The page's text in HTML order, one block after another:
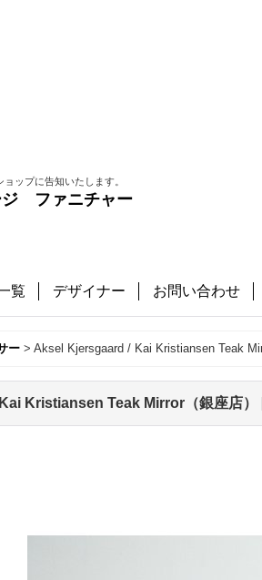
ップに告知いたします。
ファニチャー
覧 デザイナー お問い合わせ
ー > Aksel Kjersgaard / Kai Kristiansen Teak
Kristiansen Teak Mirror（銀座店）